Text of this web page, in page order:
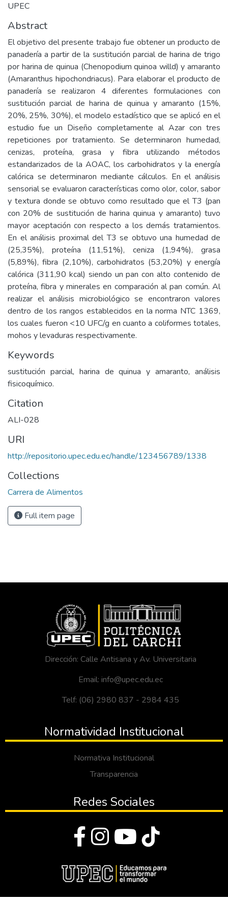
UPEC
Abstract
El objetivo del presente trabajo fue obtener un producto de
panadería a partir de la sustitución parcial de harina de trigo
por harina de quinua (Chenopodium quinoa willd) y amaranto
(Amaranthus hipochondriacus). Para elaborar el producto de
panadería se realizaron 4 diferentes formulaciones con
sustitución parcial de harina de quinua y amaranto (15%,
20%, 25%, 30%), el modelo estadístico que se aplicó en el
estudio fue un Diseño completamente al Azar con tres
repeticiones por tratamiento. Se determinaron humedad,
cenizas, proteína, grasa y fibra utilizando métodos
estandarizados de la AOAC, los carbohidratos y la energía
calórica se determinaron mediante cálculos. En el análisis
sensorial se evaluaron características como olor, color, sabor
y textura donde se obtuvo como resultado que el T3 (pan
con 20% de sustitución de harina quinua y amaranto) tuvo
mayor aceptación con respecto a los demás tratamientos.
En el análisis proximal del T3 se obtuvo una humedad de
(25,35%), proteína (11,51%), ceniza (1,94%), grasa
(5,89%), fibra (2,10%), carbohidratos (53,20%) y energía
calórica (311,90 kcal) siendo un pan con alto contenido de
proteína, fibra y minerales en comparación al pan común. Al
realizar el análisis microbiológico se encontraron valores
dentro de los rangos establecidos en la norma NTC 1369,
los cuales fueron <10 UFC/g en cuanto a coliformes totales,
mohos y levaduras respectivamente.
Keywords
sustitución parcial, harina de quinua y amaranto, análisis
fisicoquímico.
Citation
ALI-028
URI
http://repositorio.upec.edu.ec/handle/123456789/1338
Collections
Carrera de Alimentos
Full item page
Dirección: Calle Antisana y Av. Universitaria
Email: info@upec.edu.ec
Telf: (06) 2980 837 - 2984 435
Normatividad Institucional
Normativa Institucional
Transparencia
Redes Sociales